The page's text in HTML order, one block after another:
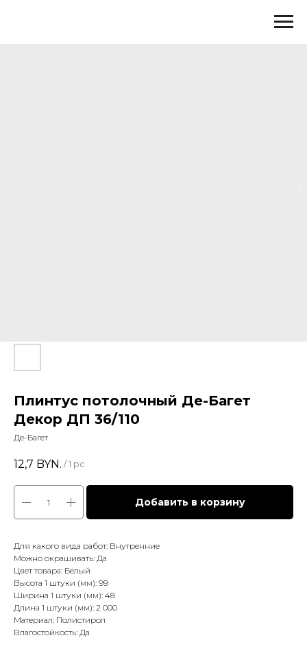
Плинтус потолочный Де-Багет
Декор ДП 36/110
Де-Багет
12,7 BYN. / 1 pc
Добавить в корзину
Для какого вида работ: Внутренние
Можно окрашивать: Да
Цвет товара: Белый
Высота 1 штуки (мм): 99
Ширина 1 штуки (мм): 48
Длина 1 штуки (мм): 2 000
Материал: Полистирол
Влагостойкость: Да